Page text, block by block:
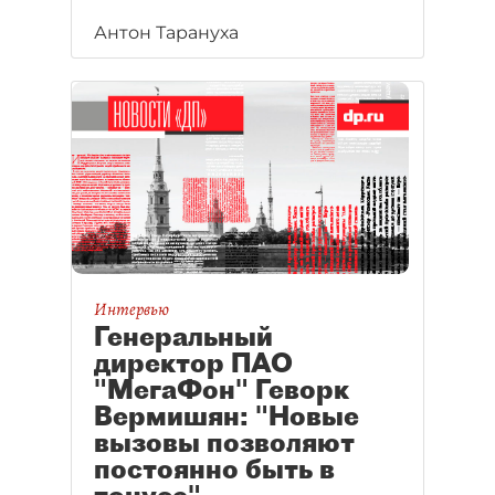
Антон Тарануха
Интервью
Генеральный
директор ПАО
"МегаФон" Геворк
Вермишян: "Новые
вызовы позволяют
постоянно быть в